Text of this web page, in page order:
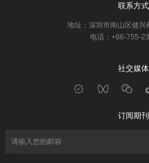
联系方式
地址：深圳市南山区健兴
电话：+86-755-
社交媒体
订阅期刊